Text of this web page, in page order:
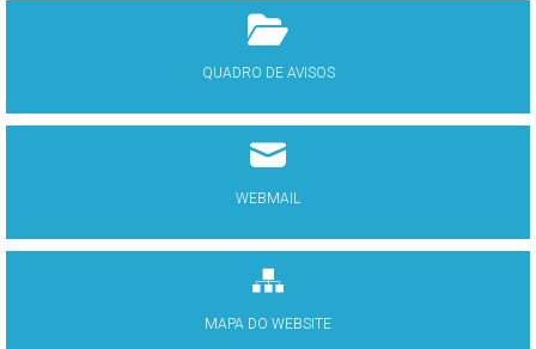
QUADRO DE AVISOS
WEBMAIL
MAPA DO WEBSITE